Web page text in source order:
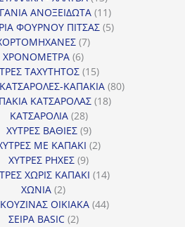
προϊόντα
ΑΝΟΞΕΙΔΩΤΑ 1111
προϊόντα
ΦΟΥΡΝΟΥ ΠΙΤΣΑΣ 55
77
ΧΡΟΝΟΜΕΤΡΑ 66
προϊόντα
ΤΑΧΥΤΗΤΟΣ 1515
προϊόντα
ΚΑΠΑΚΙΑ 8080
ΚΑΤΣΑΡΟΛΑΣ 1818
ΚΑΤΣΑΡΟΛΙΑ 2828
προϊόντα
ΧΥΤΡΕΣ ΒΑΘΙΕΣ 99
προϊόντα
ΜΕ ΚΑΠΑΚΙ 22
ΧΥΤΡΕΣ ΡΗΧΕΣ 99
προϊόντα
ΧΩΡΙΣ ΚΑΠΑΚΙ 1414
ΧΩΝΙΑ 22
προϊόντα
ΟΙΚΙΑΚΑ 4444
ΣΕΙΡΑ BASIC 22